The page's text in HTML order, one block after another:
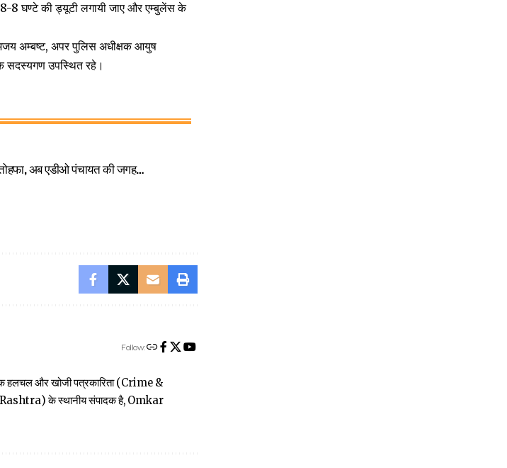
8-8 घण्टे की ड्यूटी लगायी जाए और एम्बुलेंस के
अम्बष्ट, अपर पुलिस अधीक्षक आयुष
सदस्यगण उपस्थित रहे।
अब एडीओ पंचायत की जगह…
Follow:
हलचल और खोजी पत्रकारिता (Crime &
के स्थानीय संपादक है, Omkar